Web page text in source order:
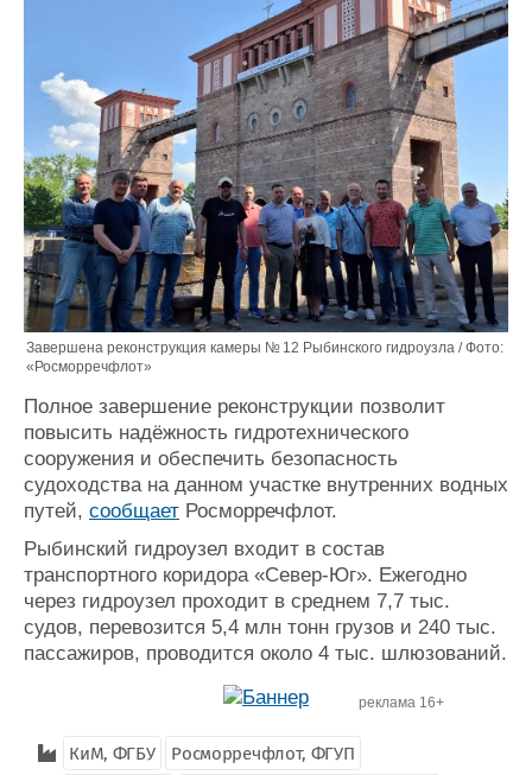
Выставки и семинары
Личности
Словарь
Флот
Галерея флота
Форум
Отзывы
Все службы
Завершена реконструкция камеры № 12 Рыбинского гидроузла / Фото:
«Росморречфлот»
Полное завершение реконструкции позволит
повысить надёжность гидротехнического
сооружения и обеспечить безопасность
судоходства на данном участке внутренних водных
путей, сообщает Росморречфлот.
Рыбинский гидроузел входит в состав
транспортного коридора «Север-Юг». Ежегодно
через гидроузел проходит в среднем 7,7 тыс.
судов, перевозится 5,4 млн тонн грузов и 240 тыс.
пассажиров, проводится около 4 тыс. шлюзований.
реклама 16+
КиМ, ФГБУ
Росморречфлот, ФГУП